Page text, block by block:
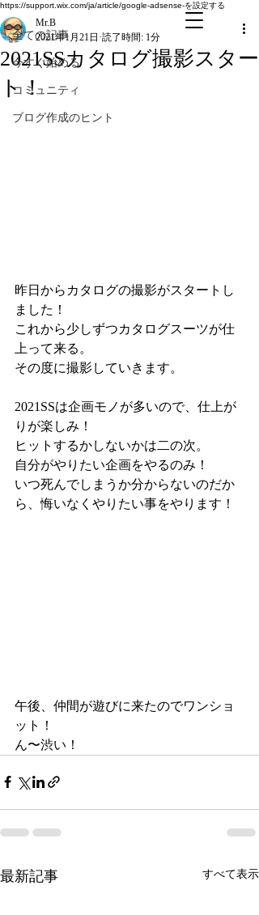
https://support.wix.com/ja/article/google-adsense-を設定する
全ての記事
今すぐ始める
コミュニティ
ブログ作成のヒント
2021SSカタログ撮影スター
ト！
Mr.B
2021年1月21日 読了時間: 1分
昨日からカタログの撮影がスタートし
ました！
これから少しずつカタログスーツが仕
上って来る。
その度に撮影していきます。
2021SSは企画モノが多いので、仕上が
りが楽しみ！
ヒットするかしないかは二の次。
自分がやりたい企画をやるのみ！
いつ死んでしまうか分からないのだか
ら、悔いなくやりたい事をやります！
午後、仲間が遊びに来たのでワンショ
ット！
ん〜渋い！
最新記事 すべて表示